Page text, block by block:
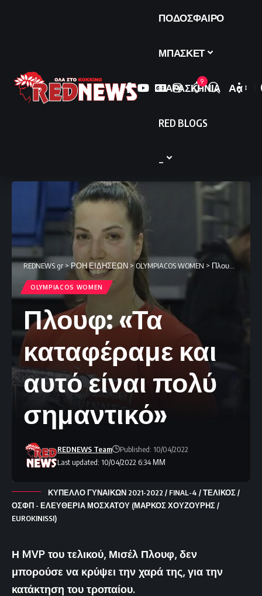
ΠΟΔΟΣΦΑΙΡΟ
ΜΠΑΣΚΕΤ
ΠΑΡΑΣΚΗΝΙΑ
RED BLOGS
9
Font
Αα
REDNEWS.gr> ΡΟΗ ΕΙΔΗΣΕΩΝ > OLYMPIACOS WOMEN > Πλουφ: «Τα καταφέραμε και αυτό είναι πολύ σημαντικό»
OLYMPIACOS WOMEN
Πλουφ: «Τα
καταφέραμε και
αυτό είναι πολύ
σημαντικό»
Last updated: 10/04/2022 6:34 ΜΜ
REDNEWS Team Published: 10/04/2022
ΚΥΠΕΛΛΟ ΓΥΝΑΙΚΩΝ 2021-2022 / FINAL-4 / ΤΕΛΙΚΟΣ /
ΟΣΦΠ - ΕΛΕΥΘΕΡΙΑ ΜΟΣΧΑΤΟΥ (ΜΑΡΚΟΣ ΧΟΥΖΟΥΡΗΣ /
EUROKINISSI)
Η MVP του τελικού, Μισέλ Πλουφ, δεν
μπορούσε να κρύψει την χαρά της, για την
κατάκτηση του τροπαίου.